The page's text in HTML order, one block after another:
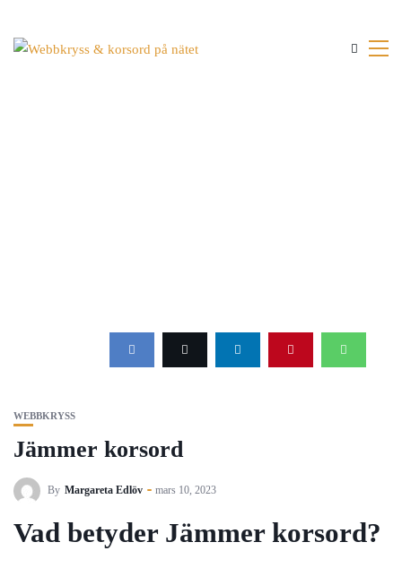
WEBBKRYSS
Jämmer korsord
By Margareta Edlöv mars 10, 2023
Vad betyder Jämmer korsord?